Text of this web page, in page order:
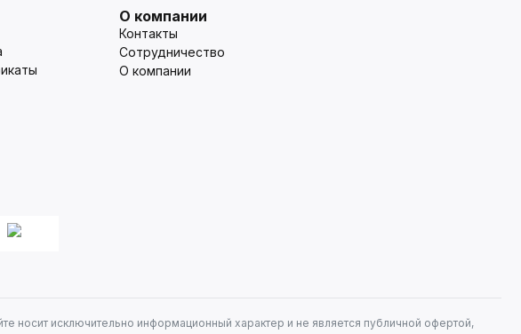
О компании
Контакты
Сотрудничество
О компании
носит исключительно информационный характер и не является публичной офертой,